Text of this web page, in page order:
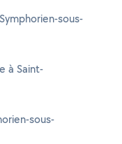
sous-
à Saint-
sous-